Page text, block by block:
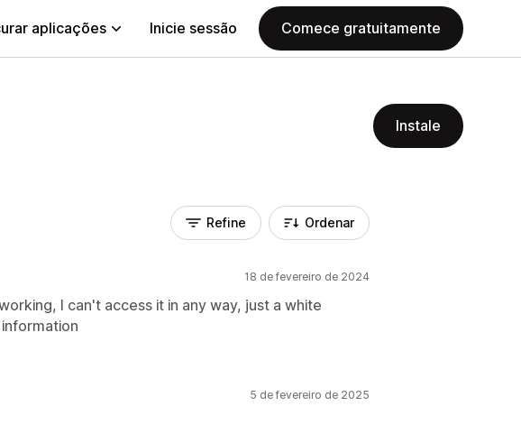
aplicações Inicie sessão Comece gratuitamente
Instale
Refine Ordenar
18 de fevereiro de 2024
I can't access it in any way, just a white
5 de fevereiro de 2025